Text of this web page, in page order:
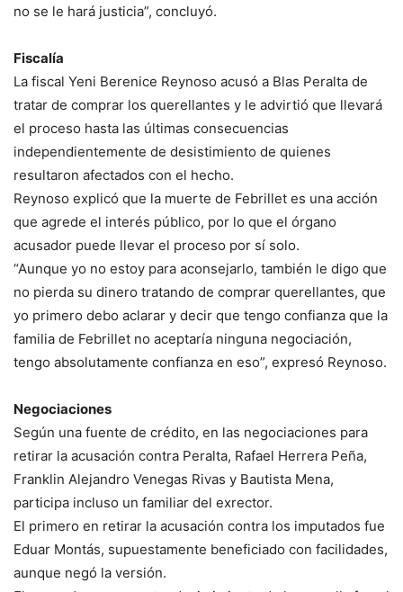
no se le hará justicia”, concluyó.
Fiscalía
La fiscal Yeni Berenice Reynoso acusó a Blas Peralta de
tratar de comprar los querellantes y le advirtió que llevará
el proceso hasta las últimas consecuencias
independientemente de desistimiento de quienes
resultaron afectados con el hecho.
Reynoso explicó que la muerte de Febrillet es una acción
que agrede el interés público, por lo que el órgano
acusador puede llevar el proceso por sí solo.
“Aunque yo no estoy para aconsejarlo, también le digo que
no pierda su dinero tratando de comprar querellantes, que
yo primero debo aclarar y decir que tengo confianza que la
familia de Febrillet no aceptaría ninguna negociación,
tengo absolutamente confianza en eso”, expresó Reynoso.
Negociaciones
Según una fuente de crédito, en las negociaciones para
retirar la acusación contra Peralta, Rafael Herrera Peña,
Franklin Alejandro Venegas Rivas y Bautista Mena,
participa incluso un familiar del exrector.
El primero en retirar la acusación contra los imputados fue
Eduar Montás, supuestamente beneficiado con facilidades,
aunque negó la versión.